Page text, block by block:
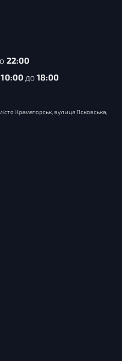
22:00
10:00до18:00
Краматорськ, вулиця Псковська,